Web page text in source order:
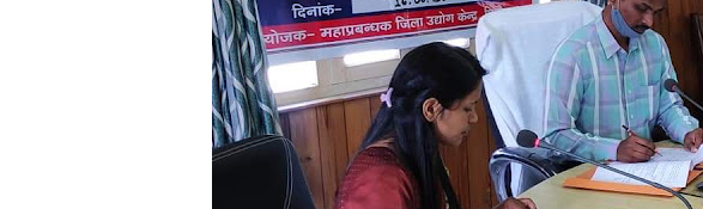
बनाई
जाएगी
-जिलाधिकारी
डॉ
विजय
कुमार
जोगदण्डे